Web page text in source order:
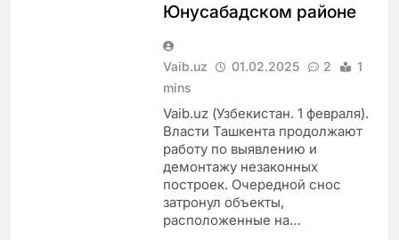
Юнусабадском районе
Vaib.uz 01.02.2025 2
1
mins
Vaib.uz (Узбекистан. 1 февраля).
Власти Ташкента продолжают
работу по выявлению и
демонтажу незаконных
построек. Очередной снос
затронул объекты,
расположенные на…